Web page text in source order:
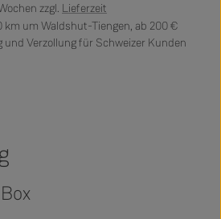
zzgl. Lieferzeit
km um Waldshut-Tiengen, ab 200 €
Verzollung für Schweizer Kunden